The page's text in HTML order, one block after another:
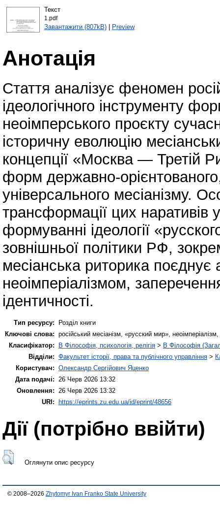
Текст
1.pdf
Завантажити (807kB)| Preview
Анотація
Стаття аналізує феномен
ідеологічного інструменту
неоімперського проєкту
історичну еволюцію
концепції «Москва — Третій
форм державно-
універсального месіанізму.
трансформації цих наративів
формуванні ідеології
зовнішньої політики РФ,
месіанська риторика поєднує
неоімперіалізмом,
ідентичності.
Тип ресурсу:
Розділ книги
Ключові слова: російський месіанізм, «русский мир»,
Класифікатор:
B Філософія, психологія, релігія > B Філософія
Відділи: Факультет історії, права та публічного управління >
Користувач: Олександр Сергійович Яценко
Дата подачі:
26 Черв 2026 13:32
Оновлення:
26 Черв 2026 13:32
URI: https://eprints.zu.edu.ua/id/eprint/48656
Дії ​​(потрібно ввійти)
Оглянути опис ресурсу
© 2008–2026 Zhytomyr Ivan Franko State University